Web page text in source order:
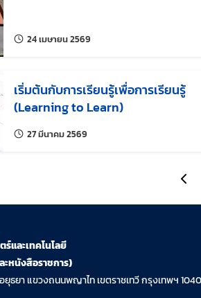
24 เมษายน 2569
เริ่มต้นกับการเรียนรู้เพื่อการเรียนรู้
(Learning to Learn)
27 มีนาคม 2569
และเทคโนโลยี
หนังสือราชการ)
ยา แขวงถนนพญาไท เขตราชเทวี กรุงเทพฯ